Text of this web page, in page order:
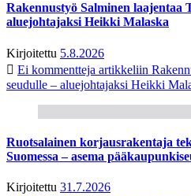
Rakennustyö Salminen laajentaa
aluejohtajaksi Heikki Malaska
Kirjoitettu 5.8.2026
Ei kommentteja artikkeliin
seudulle – aluejohtajaksi Heikki
Ruotsalainen korjausrakentaja
Suomessa – asema
Kirjoitettu 31.7.2026